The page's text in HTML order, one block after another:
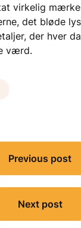
virkelig
det bløde
der hver
værd.
Previous post
Next post